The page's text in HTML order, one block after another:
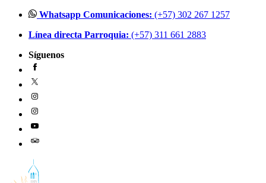
contenido
Whatsapp Comunicaciones: (+57) 302 267 1257
Línea directa Parroquia: (+57) 311 661 2883
Síguenos